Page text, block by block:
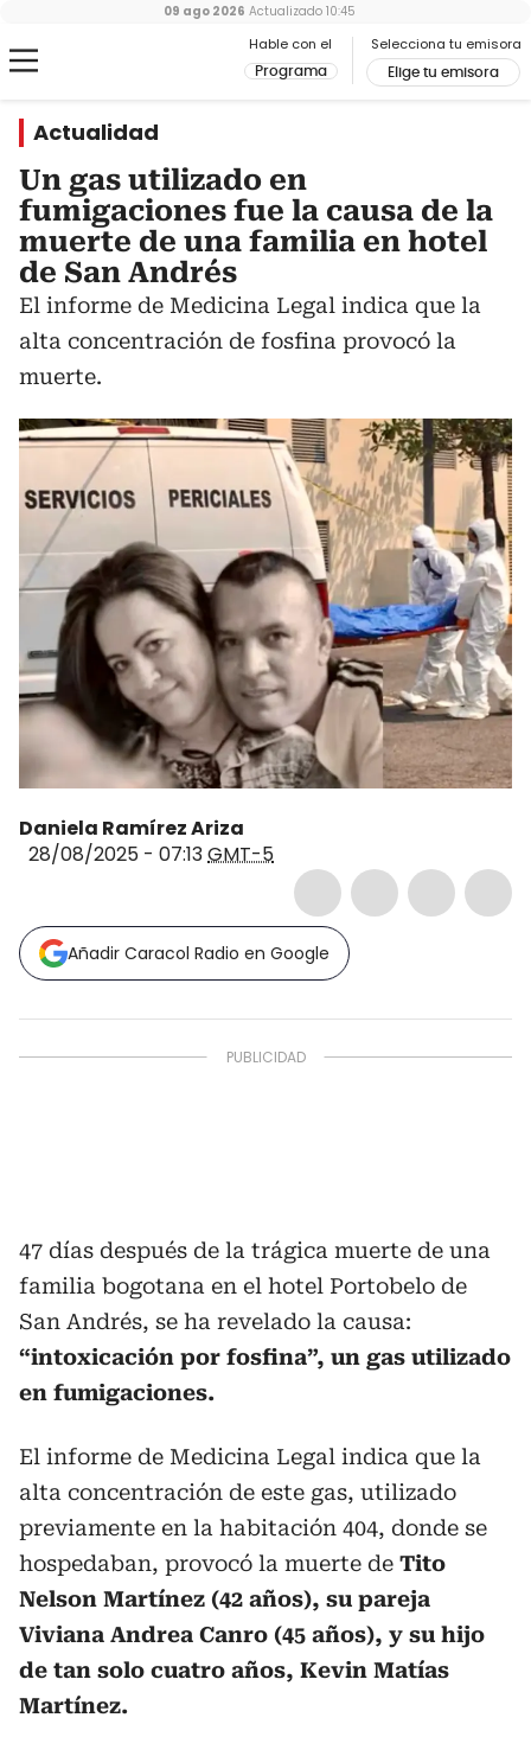
Hable con el
Programa
Selecciona tu emisora
Elige tu emisora
09 ago 2026 Actualizado 10:45
Actualidad
Un gas utilizado en
fumigaciones fue la causa de la
muerte de una familia en hotel
de San Andrés
El informe de Medicina Legal indica que la
alta concentración de fosfina provocó la
muerte.
Daniela Ramírez Ariza
28/08/2025 - 07:13GMT-5
Añadir Caracol Radio en Google
47 días después de la trágica muerte de una
familia bogotana en el hotel Portobelo de
San Andrés, se ha revelado la causa:
“intoxicación por fosfina”, un gas utilizado
en fumigaciones.
El informe de Medicina Legal indica que la
alta concentración de este gas, utilizado
previamente en la habitación 404, donde se
hospedaban, provocó la muerte de Tito
Nelson Martínez (42 años), su pareja
Viviana Andrea Canro (45 años), y su hijo
de tan solo cuatro años, Kevin Matías
Martínez.